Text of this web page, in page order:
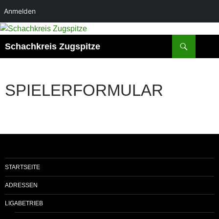
Anmelden
Zum
springen
Schachkreis Zugspitze
SPIELERFORMULAR
STARTSEITE
ADRESSEN
LIGABETRIEB